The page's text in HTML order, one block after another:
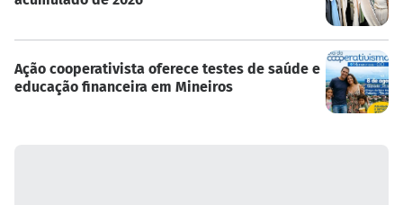
Ação cooperativista oferece testes de saúde e
educação financeira em Mineiros